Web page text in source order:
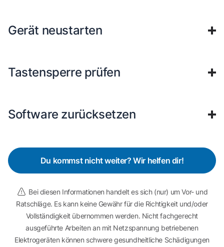
Gerät neustarten
Tastensperre prüfen
Software zurücksetzen
Du kommst nicht weiter? Wir helfen dir!
Bei diesen Informationen handelt es sich (nur) um Vor- und
Ratschläge. Es kann keine Gewähr für die Richtigkeit und/oder
Vollständigkeit übernommen werden. Nicht fachgerecht
ausgeführte Arbeiten an mit Netzspannung betriebenen
Elektrogeräten können schwere gesundheitliche Schädigungen